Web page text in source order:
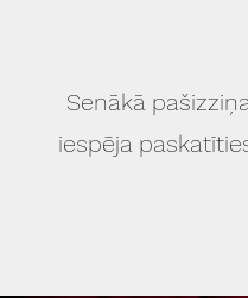
Senākā
iespēja